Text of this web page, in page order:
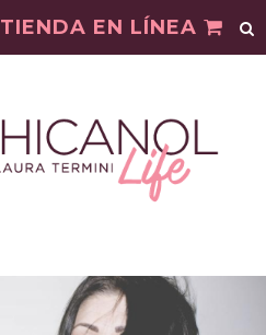
TIENDA EN LÍNEA